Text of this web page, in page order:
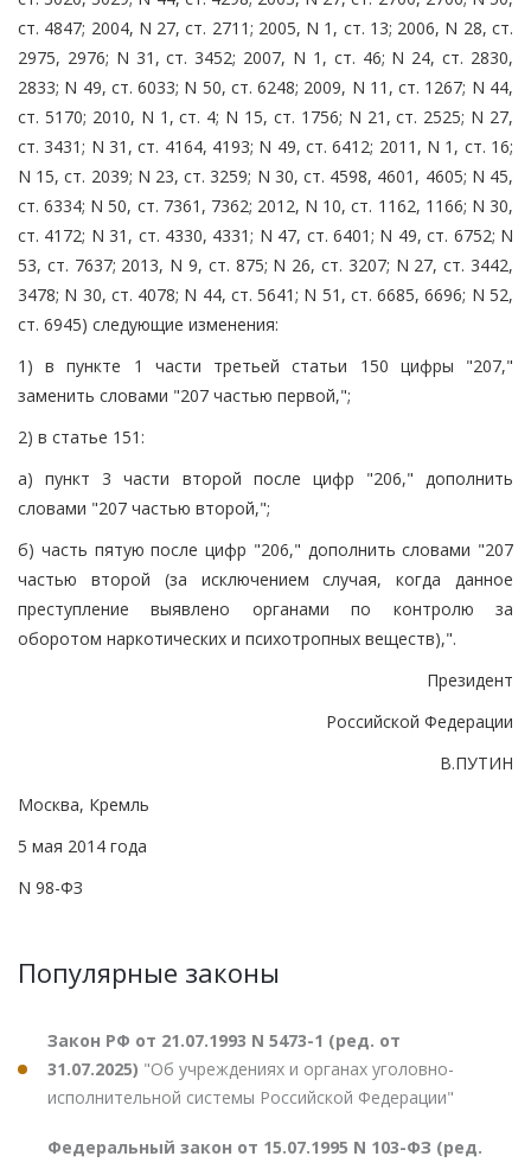
ст. 4847; 2004, N 27, ст. 2711; 2005, N 1, ст. 13; 2006, N 28, ст.
2975, 2976; N 31, ст. 3452; 2007, N 1, ст. 46; N 24, ст. 2830,
2833; N 49, ст. 6033; N 50, ст. 6248; 2009, N 11, ст. 1267; N 44,
ст. 5170; 2010, N 1, ст. 4; N 15, ст. 1756; N 21, ст. 2525; N 27,
ст. 3431; N 31, ст. 4164, 4193; N 49, ст. 6412; 2011, N 1, ст. 16;
N 15, ст. 2039; N 23, ст. 3259; N 30, ст. 4598, 4601, 4605; N 45,
ст. 6334; N 50, ст. 7361, 7362; 2012, N 10, ст. 1162, 1166; N 30,
ст. 4172; N 31, ст. 4330, 4331; N 47, ст. 6401; N 49, ст. 6752; N
53, ст. 7637; 2013, N 9, ст. 875; N 26, ст. 3207; N 27, ст. 3442,
3478; N 30, ст. 4078; N 44, ст. 5641; N 51, ст. 6685, 6696; N 52,
ст. 6945) следующие изменения:
1) в пункте 1 части третьей статьи 150 цифры "207,"
заменить словами "207 частью первой,";
2) в статье 151:
а) пункт 3 части второй после цифр "206," дополнить
словами "207 частью второй,";
б) часть пятую после цифр "206," дополнить словами "207
частью второй (за исключением случая, когда данное
преступление выявлено органами по контролю за
оборотом наркотических и психотропных веществ),".
Президент
Российской Федерации
В.ПУТИН
Москва, Кремль
5 мая 2014 года
N 98-ФЗ
Популярные законы
Закон РФ от 21.07.1993 N 5473-1 (ред. от
31.07.2025) "Об учреждениях и органах уголовно-
исполнительной системы Российской Федерации"
Федеральный закон от 15.07.1995 N 103-ФЗ (ред.